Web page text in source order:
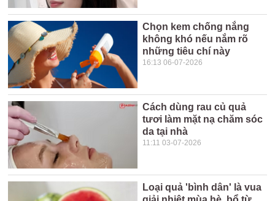
Chọn kem chống nắng
không khó nếu nắm rõ
những tiêu chí này
16:13 06-07-2026
Cách dùng rau củ quả
tươi làm mặt nạ chăm sóc
da tại nhà
11:11 03-07-2026
Loại quả 'bình dân' là vua